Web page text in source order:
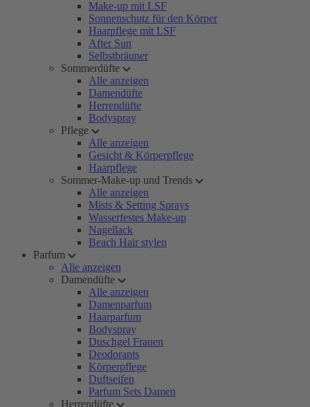
Make-up mit LSF
Sonnenschutz für den Körper
Haarpflege mit LSF
After Sun
Selbstbräuner
Sommerdüfte
Alle anzeigen
Damendüfte
Herrendüfte
Bodyspray
Pflege
Alle anzeigen
Gesicht & Körperpflege
Haarpflege
Sommer-Make-up und Trends
Alle anzeigen
Mists & Setting Sprays
Wasserfestes Make-up
Nagellack
Beach Hair stylen
Parfum
Alle anzeigen
Damendüfte
Alle anzeigen
Damenparfum
Haarparfum
Bodyspray
Duschgel Frauen
Deodorants
Körperpflege
Duftseifen
Parfum Sets Damen
Herrendüfte